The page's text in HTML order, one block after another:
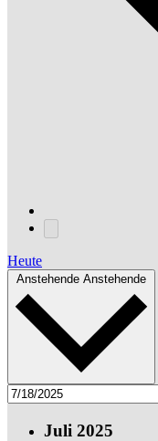
Heute
Anstehende Anstehende
Juli 2025